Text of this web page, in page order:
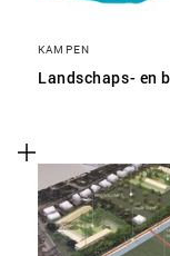
KAMPEN
Landschaps- en